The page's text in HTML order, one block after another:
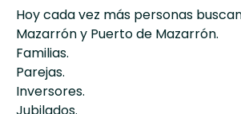
Hoy cada vez más personas
Mazarrón y Puerto de Mazarrón.
Familias.
Parejas.
Inversores.